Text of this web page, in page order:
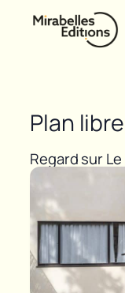
Plan libre
Regard sur